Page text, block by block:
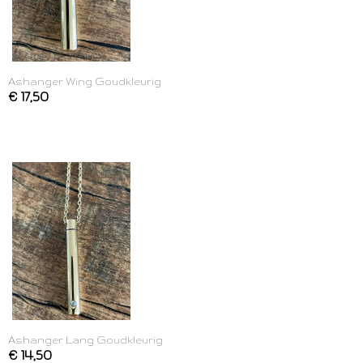
Ashanger Wing Goudkleurig
€ 17,50
Ashanger Lang Goudkleurig
€ 14,50